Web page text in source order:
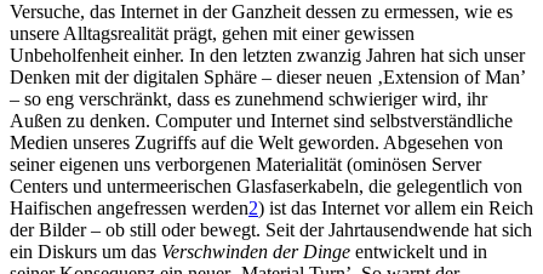
Versuche, das Internet in der Ganzheit dessen zu ermessen, wie es
unsere Alltagsrealität prägt, gehen mit einer gewissen
Unbeholfenheit einher. In den letzten zwanzig Jahren hat sich unser
Denken mit der digitalen Sphäre – dieser neuen ‚Extension of Man’
– so eng verschränkt, dass es zunehmend schwieriger wird, ihr
Außen zu denken. Computer und Internet sind selbstverständliche
Medien unseres Zugriffs auf die Welt geworden. Abgesehen von
seiner eigenen uns verborgenen Materialität (ominösen Server
Centers und untermeerischen Glasfaserkabeln, die gelegentlich von
Haifischen angefressen werden2) ist das Internet vor allem ein Reich
der Bilder – ob still oder bewegt. Seit der Jahrtausendwende hat sich
ein Diskurs um das Verschwinden der Dinge entwickelt und in